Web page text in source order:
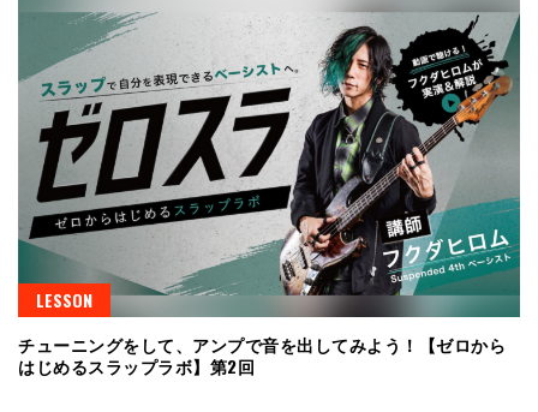
LESSON
チューニングをして、アンプで音を出してみよう！【ゼロから
はじめるスラップラボ】第2回